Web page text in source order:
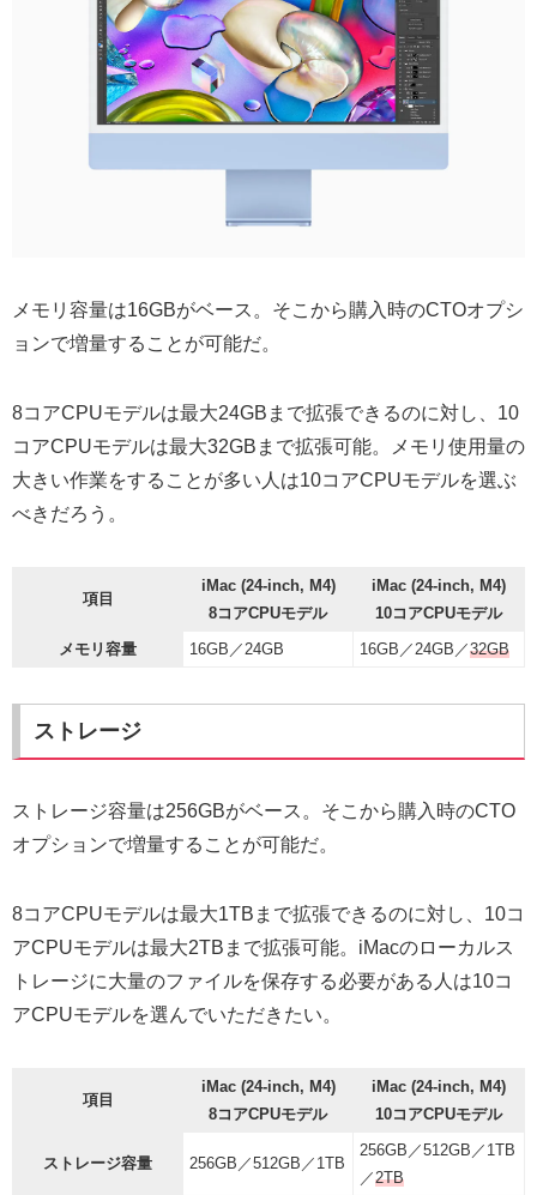
メモリ容量は16GBがベース。そこから購入時のCTOオプシ
ョンで増量することが可能だ。
8コアCPUモデルは最大24GBまで拡張できるのに対し、10
コアCPUモデルは最大32GBまで拡張可能。メモリ使用量の
大きい作業をすることが多い人は10コアCPUモデルを選ぶ
べきだろう。
項目
iMac (24-inch, M4)
8コアCPUモデル
iMac (24-inch, M4)
10コアCPUモデル
メモリ容量
16GB／24GB 16GB／24GB／32GB
ストレージ
ストレージ容量は256GBがベース。そこから購入時のCTO
オプションで増量することが可能だ。
8コアCPUモデルは最大1TBまで拡張できるのに対し、10コ
アCPUモデルは最大2TBまで拡張可能。iMacのローカルス
トレージに大量のファイルを保存する必要がある人は10コ
アCPUモデルを選んでいただきたい。
項目
iMac (24-inch, M4)
8コアCPUモデル
iMac (24-inch, M4)
10コアCPUモデル
ストレージ容量 256GB／512GB／1TB
256GB／512GB／1TB
／2TB